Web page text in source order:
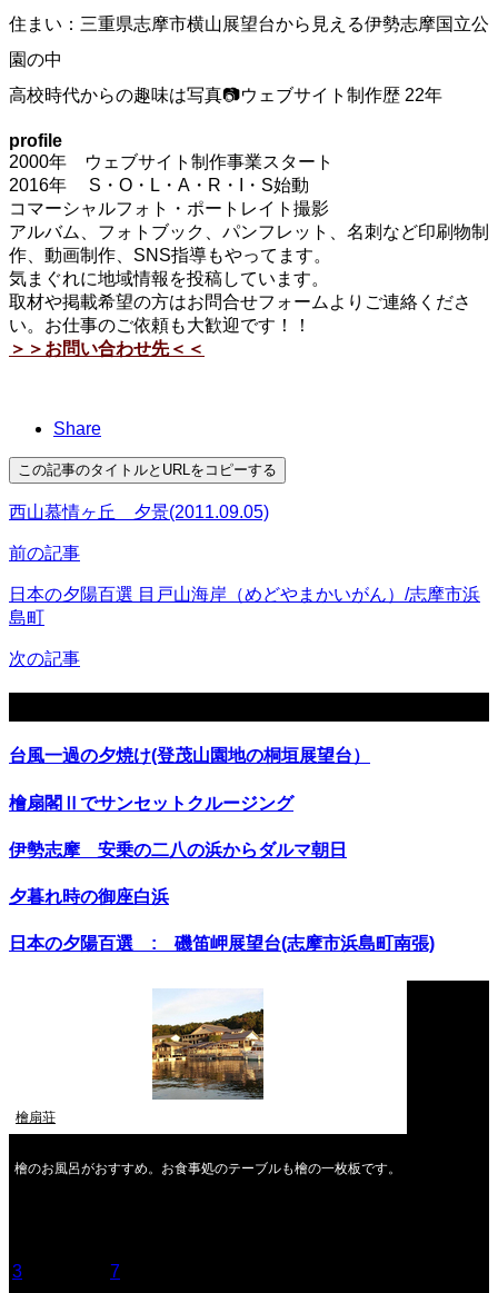
住まい：三重県志摩市横山展望台から見える伊勢志摩国立公
園の中
高校時代からの趣味は写真📷ウェブサイト制作歴 22年
profile
2000年 ウェブサイト制作事業スタート
2016年 S・O・L・A・R・I・S始動
コマーシャルフォト・ポートレイト撮影
アルバム、フォトブック、パンフレット、名刺など印刷物制
作、動画制作、SNS指導もやってます。
気まぐれに地域情報を投稿しています。
取材や掲載希望の方はお問合せフォームよりご連絡くださ
い。お仕事のご依頼も大歓迎です！！
＞＞お問い合わせ先＜＜
Share
この記事のタイトルとURLをコピーする
西山慕情ヶ丘 夕景(2011.09.05)
前の記事
日本の夕陽百選 目戸山海岸（めどやまかいがん）/志摩市浜
島町
次の記事
台風一過の夕焼け(登茂山園地の桐垣展望台）
檜扇閣Ⅱでサンセットクルージング
伊勢志摩 安乗の二八の浜からダルマ朝日
夕暮れ時の御座白浜
日本の夕陽百選 : 磯笛岬展望台(志摩市浜島町南張)
檜扇荘
檜のお風呂がおすすめ。お食事処のテーブルも檜の一枚板です。
3
7